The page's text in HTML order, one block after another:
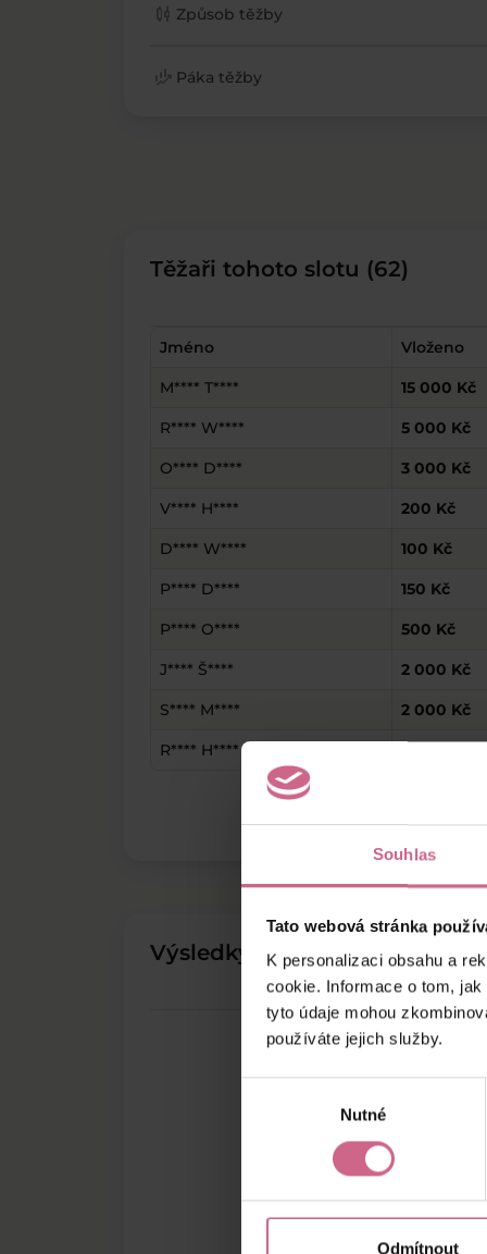
Souhlas
Tato webová stránka
K personalizaci obsahu a
cookie. Informace o tom,
tyto údaje mohou
používáte jejich služby.
Nutné
Odmítnout
candlestick_chart Způsob těžby
finance_mode Páka těžby
Těžaři tohoto slotu (62)
Jméno Vloženo
M**** T**** 15 000 Kč
R**** W**** 5 000 Kč
O**** D**** 3 000 Kč
V**** H**** 200 Kč
D**** W**** 100 Kč
P**** D**** 150 Kč
P**** O**** 500 Kč
J**** Š**** 2 000 Kč
S**** M**** 2 000 Kč
R**** H****
Výsledky těžby